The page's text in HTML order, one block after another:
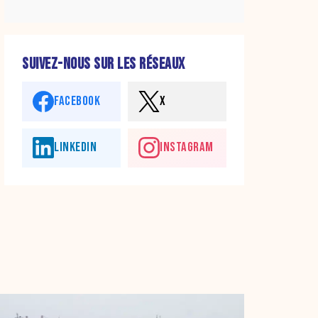
SUIVEZ-NOUS SUR LES RÉSEAUX
FACEBOOK X
LINKEDIN INSTAGRAM